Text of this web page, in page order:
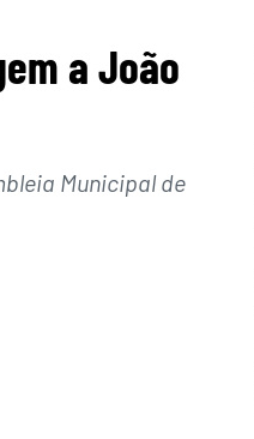
a João
Municipal de